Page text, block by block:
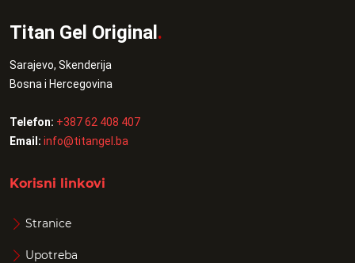
Titan Gel Original.
Sarajevo, Skenderija
Bosna i Hercegovina
Telefon: +387 62 408 407
Email: info@titangel.ba
Korisni linkovi
Stranice
Upotreba